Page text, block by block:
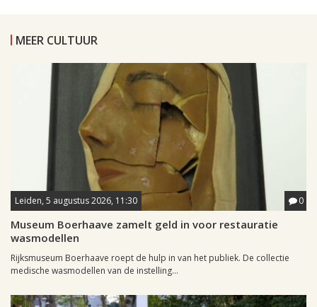
MEER CULTUUR
Leiden, 5 augustus 2026, 11:30 0
Museum Boerhaave zamelt geld in voor restauratie
wasmodellen
Rijksmuseum Boerhaave roept de hulp in van het publiek. De collectie
medische wasmodellen van de instelling...